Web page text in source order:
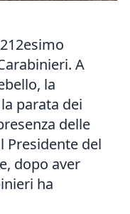
A
la
parata dei
delle
Presidente del
dopo aver
ha